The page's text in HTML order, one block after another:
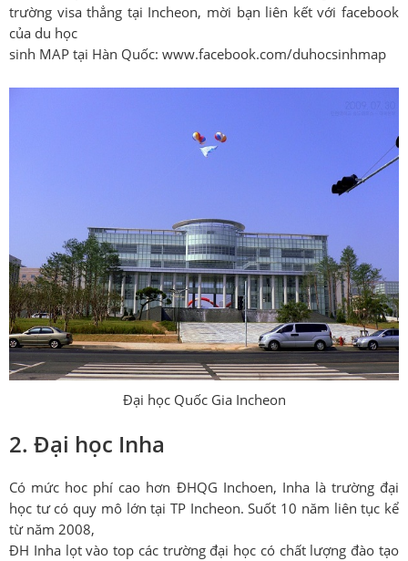
trường visa thẳng tại Incheon, mời bạn liên kết với facebook
của du học
sinh MAP tại Hàn Quốc: www.facebook.com/duhocsinhmap
Đại học Quốc Gia Incheon
2. Đại học Inha
Có mức hoc phí cao hơn ĐHQG Inchoen, Inha là trường đại
học tư có quy mô lớn tại TP Incheon. Suốt 10 năm liên tục kể
từ năm 2008,
ĐH Inha lọt vào top các trường đại học có chất lượng đào tạo